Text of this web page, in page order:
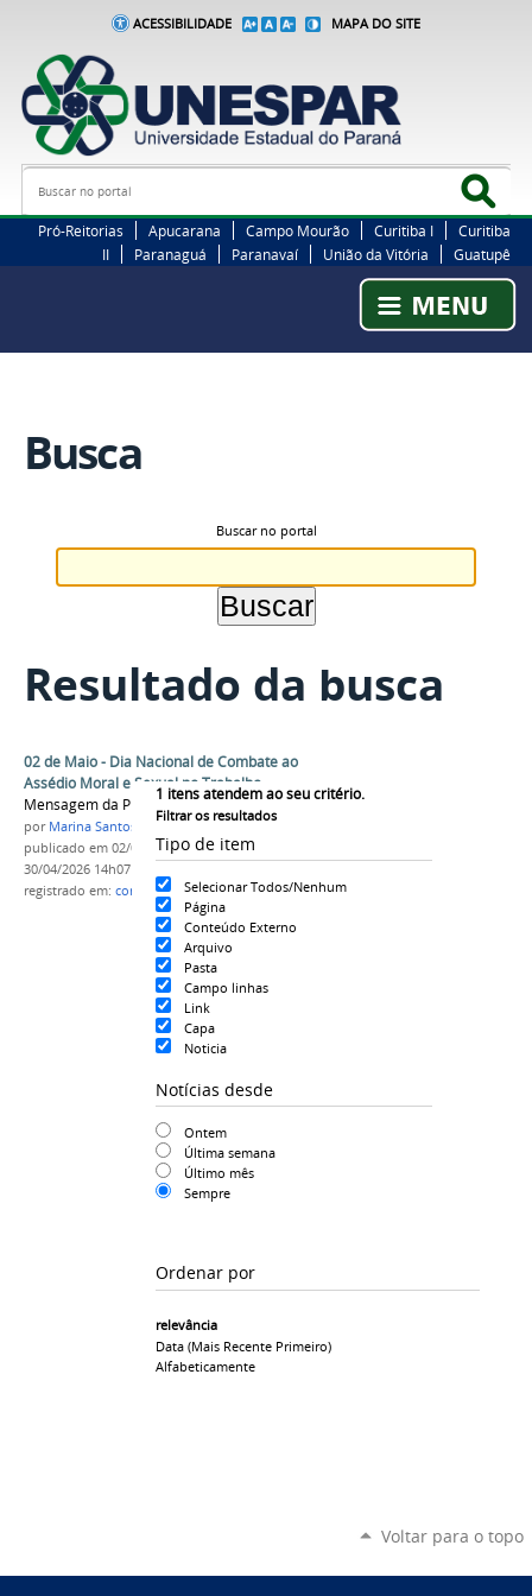
ACESSIBILIDADE MAPA DO SITE
Busca
Pró-Reitorias Apucarana Campo Mourão Curitiba I
Curitiba
II
Paranaguá Paranavaí União da Vitória Guatupê
Busca
Buscar no portal
Resultado da busca
1 itens atendem ao seu critério.
Filtrar os resultados
Tipo de item
Selecionar Todos/Nenhum
Página
Conteúdo Externo
Arquivo
Pasta
Campo linhas
Link
Capa
Noticia
Notícias desde
Ontem
Última semana
Último mês
Sempre
Ordenar por
relevância
Data (mais Recente Primeiro)
Alfabeticamente
02 de Maio - Dia Nacional de Combate ao
Assédio Moral e Sexual no Trabalho
Mensagem da Propedh
por Marina Santos Daum
publicado em 02/05/2026—última modificação
30/04/2026 14h07
registrado em: conscientização,assedio,trabalho
Voltar para o topo